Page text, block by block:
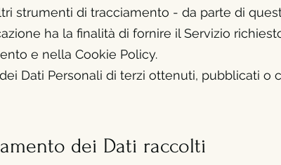
strumenti di tracciamento - da parte di
ha la finalità di fornire il Servizio
e nella Cookie Policy.
Dati Personali di terzi ottenuti, pubblicati o
dei Dati raccolti